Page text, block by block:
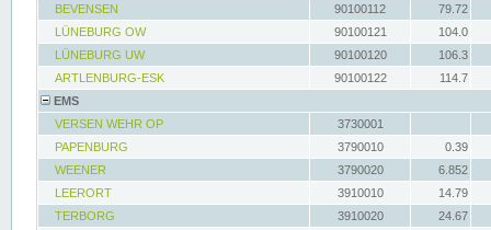
BEVENSEN
90100112
79.72
LÜNEBURG OW
90100121
104.0
LÜNEBURG UW
90100120
106.3
ARTLENBURG-ESK
90100122
114.7
EMS
VERSEN WEHR OP
3730001
PAPENBURG
3790010
0.39
WEENER
3790020
6.852
LEERORT
3910010
14.79
TERBORG
3910020
24.67